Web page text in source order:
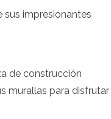
impresionantes
de construcción
murallas para disfrutar